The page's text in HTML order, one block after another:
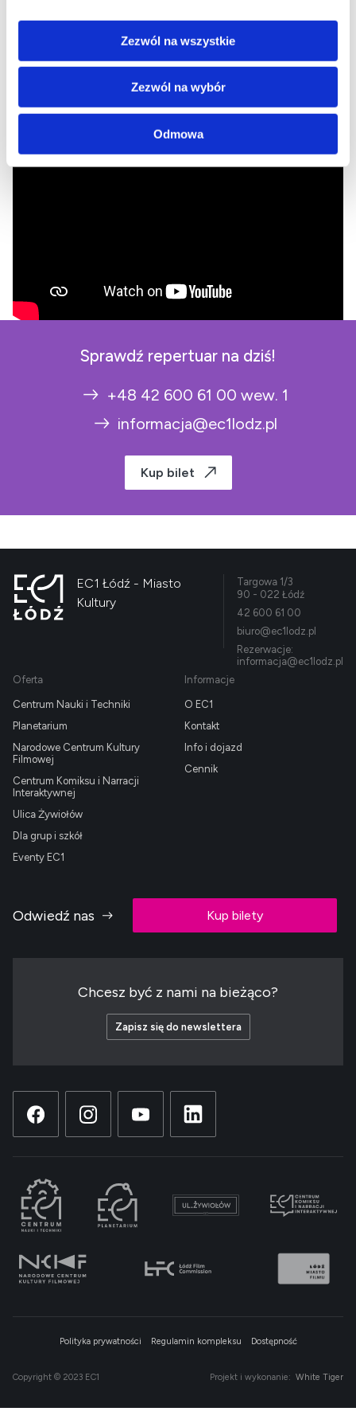
Zezwól na wszystkie
Zezwól na wybór
Odmowa
Sprawdź repertuar na dziś!
+48 42 600 61 00 wew. 1
informacja@ec1lodz.pl
Kup bilet
EC1 Łódź - Miasto
Kultury
Targowa 1/3
90 - 022 Łódź
42 600 61 00
biuro@ec1lodz.pl
Rezerwacje:
informacja@ec1lodz.pl
Oferta
Centrum Nauki i Techniki
Planetarium
Narodowe Centrum Kultury
Filmowej
Centrum Komiksu i Narracji
Interaktywnej
Ulica Żywiołów
Dla grup i szkół
Eventy EC1
Informacje
O EC1
Kontakt
Info i dojazd
Cennik
Odwiedź nas Kup bilety
Chcesz być z nami na bieżąco?
Zapisz się do newslettera
Polityka prywatności Regulamin kompleksu Dostępność
Copyright © 2023 EC1 Projekt i wykonanie: White Tiger